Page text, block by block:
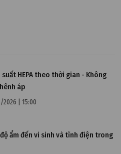
và SAT (Site
như thế nào?
HEPA theo thời gian - Không
áp
| 15:00
ẩm đến vi sinh và tĩnh điện trong